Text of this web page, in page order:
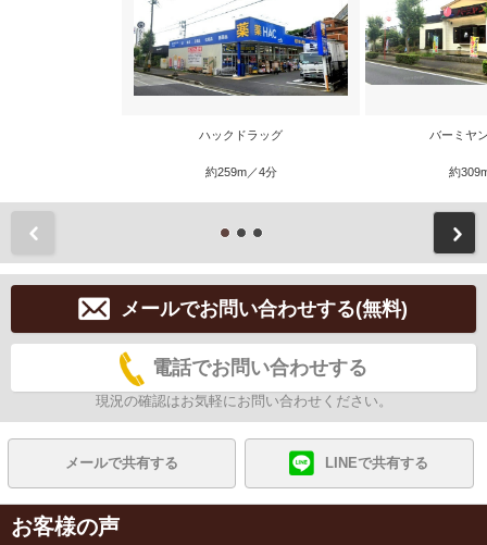
ハックドラッグ
約259m／4分
バーミヤ
約
メールでお問い合わせする(無料)
電話でお問い合わせする
現況の確認はお気軽にお問い合わせください。
メールで共有する LINEで共有する
お客様の声